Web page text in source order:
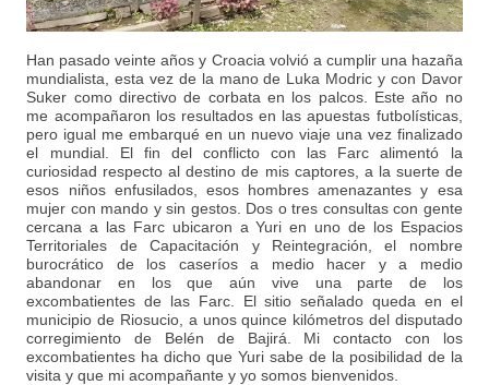
Han pasado veinte años y Croacia volvió a cumplir una hazaña
mundialista, esta vez de la mano de Luka Modric y con Davor
Suker como directivo de corbata en los palcos. Este año no
me acompañaron los resultados en las apuestas futbolísticas,
pero igual me embarqué en un nuevo viaje una vez finalizado
el mundial. El fin del conflicto con las Farc alimentó la
curiosidad respecto al destino de mis captores, a la suerte de
esos niños enfusilados, esos hombres amenazantes y esa
mujer con mando y sin gestos. Dos o tres consultas con gente
cercana a las Farc ubicaron a Yuri en uno de los Espacios
Territoriales de Capacitación y Reintegración, el nombre
burocrático de los caseríos a medio hacer y a medio
abandonar en los que aún vive una parte de los
excombatientes de las Farc. El sitio señalado queda en el
municipio de Riosucio, a unos quince kilómetros del disputado
corregimiento de Belén de Bajirá. Mi contacto con los
excombatientes ha dicho que Yuri sabe de la posibilidad de la
visita y que mi acompañante y yo somos bienvenidos.